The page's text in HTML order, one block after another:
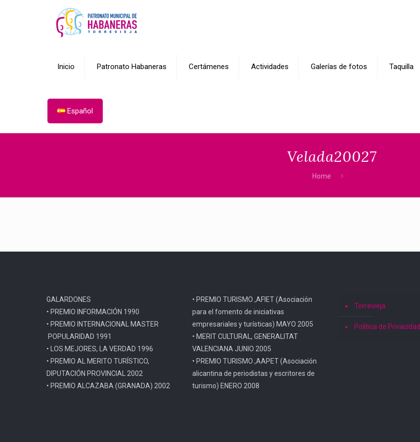
Inicio Patronato Habaneras Certámenes Actividades Galerías de fotos Taquilla
Español
Velada20027
Home
GALARDONES
• PREMIO INFORMACIÓN 1990
• PREMIO INTERNACIONAL MASTER
POPULARIDAD 1991
• LOS MEJORES, LA VERDAD 1996
• PREMIO AL MERITO TURÍSTICO,
DIPUTACIÓN PROVINCIAL 2002
• PREMIO ALCAZABA (GRANADA) 2002
• PREMIO TURISMO ,AFIET (Asociación
para el fomento de iniciativas
empresariales y turísticas) MAYO 2005
• MERIT CULTURAL, GENERALITAT
VALENCIANA JUNIO 2005
• PREMIO TURISMO ,AAPET (Asociación
alicantina de periodistas y escritores de
turismo) ENERO 2008
Torrevieja
Política de Privacidad